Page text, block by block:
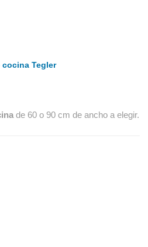
cocina Tegler
de 60 o 90 cm de ancho a elegir.